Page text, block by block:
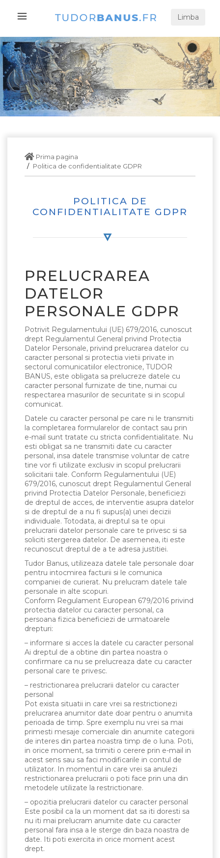
Limba
Prima pagina
Politica de confidentialitate GDPR
POLITICA DE
CONFIDENTIALITATE GDPR
PRELUCRAREA
DATELOR
PERSONALE GDPR
Potrivit Regulamentului (UE) 679/2016, cunoscut
drept Regulamentul General privind Protectia
Datelor Personale, privind prelucrarea datelor cu
caracter personal si protectia vietii private in
sectorul comunicatiilor electronice, TUDOR
BANUS, este obligata sa prelucreze datele cu
caracter personal furnizate de tine, numai cu
respectarea masurilor de securitate si in scopul
comunicat.
Datele cu caracter personal pe care ni le transmiti
la completarea formularelor de contact sau prin
e-mail sunt tratate cu stricta confidentialitate. Nu
esti obligat sa ne transmiti date cu caracter
personal, insa datele transmise voluntar de catre
tine vor fi utilizate exclusiv in scopul prelucrarii
solicitarii tale. Conform Regulamentului (UE)
679/2016, cunoscut drept Regulamentul General
privind Protectia Datelor Personale, beneficiezi
de dreptul de acces, de interventie asupra datelor
si de dreptul de a nu fi supus(a) unei decizii
individuale. Totodata, ai dreptul sa te opui
prelucrarii datelor personale care te privesc si sa
soliciti stergerea datelor. De asemenea, iti este
recunoscut dreptul de a te adresa justitiei.
Tudor Banus, utilizeaza datele tale personale doar
pentru intocmirea facturii si le comunica
companiei de curierat. Nu prelucram datele tale
personale in alte scopuri.
Conform Regulament European 679/2016 privind
protectia datelor cu caracter personal, ca
persoana fizica beneficiezi de urmatoarele
drepturi:
– informare si acces la datele cu caracter personal
Ai dreptul de a obtine din partea noastra o
confirmare ca nu se prelucreaza date cu caracter
personal care te privesc.
– restrictionarea prelucrarii datelor cu caracter
personal
Pot exista situatii in care vrei sa restrictionezi
prelucrarea anumitor date doar pentru o anumita
perioada de timp. Spre exemplu nu vrei sa mai
primesti mesaje comerciale din anumite categorii
de interes din partea noastra timp de o luna. Poti,
in orice moment, sa trimiti o cerere prin e-mail in
acest sens sau sa faci modificarile in contul de
utilizator. In momentul in care vrei sa anulezi
restrictionarea prelucrarii o poti face prin una din
metodele utilizate la restrictionare.
– opozitia prelucrarii datelor cu caracter personal
Este posibil ca la un moment dat sa iti doresti sa
nu iti mai prelucram anumite date cu caracter
personal fara insa a le sterge din baza noastra de
date. Iti poti exercita in orice moment acest
drept.